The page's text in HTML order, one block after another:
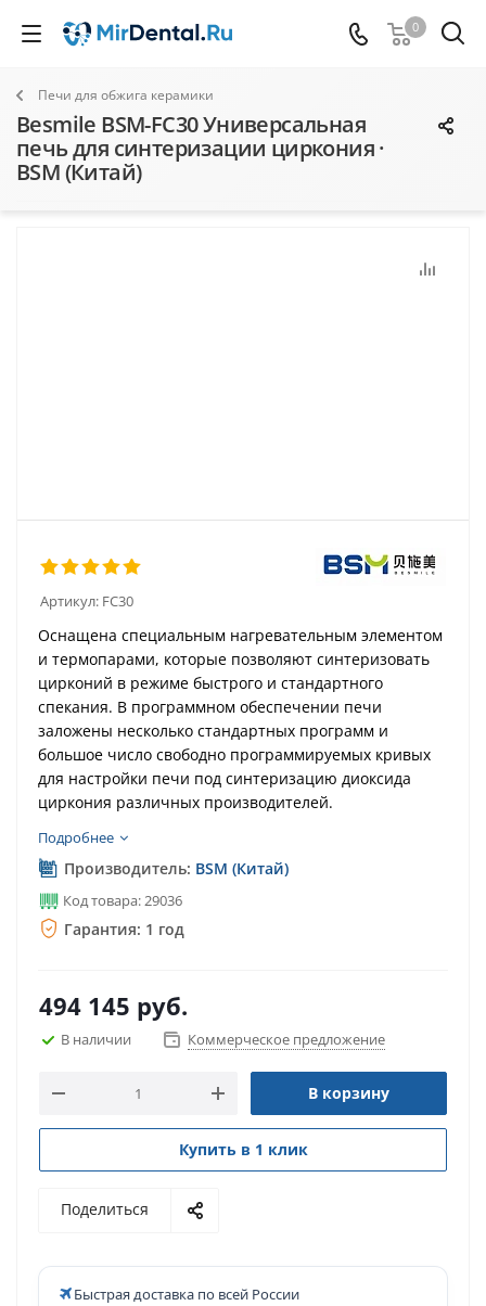
0
Печи для обжига керамики
Besmile BSM-FC30 Универсальная
печь для синтеризации циркония ·
BSM (Китай)
Артикул: FC30
Оснащена специальным нагревательным элементом
и термопарами, которые позволяют синтеризовать
цирконий в режиме быстрого и стандартного
спекания. В программном обеспечении печи
заложены несколько стандартных программ и
большое число свободно программируемых кривых
для настройки печи под синтеризацию диоксида
циркония различных производителей.
Программа быстрого спекания - 3 часа
Подробнее
Производитель: BSM (Китай)
Код товара: 29036
Гарантия: 1 год
494 145 руб.
В наличии Коммерческое предложение
В корзину
Купить в 1 клик
Поделиться
Быстрая доставка по всей России